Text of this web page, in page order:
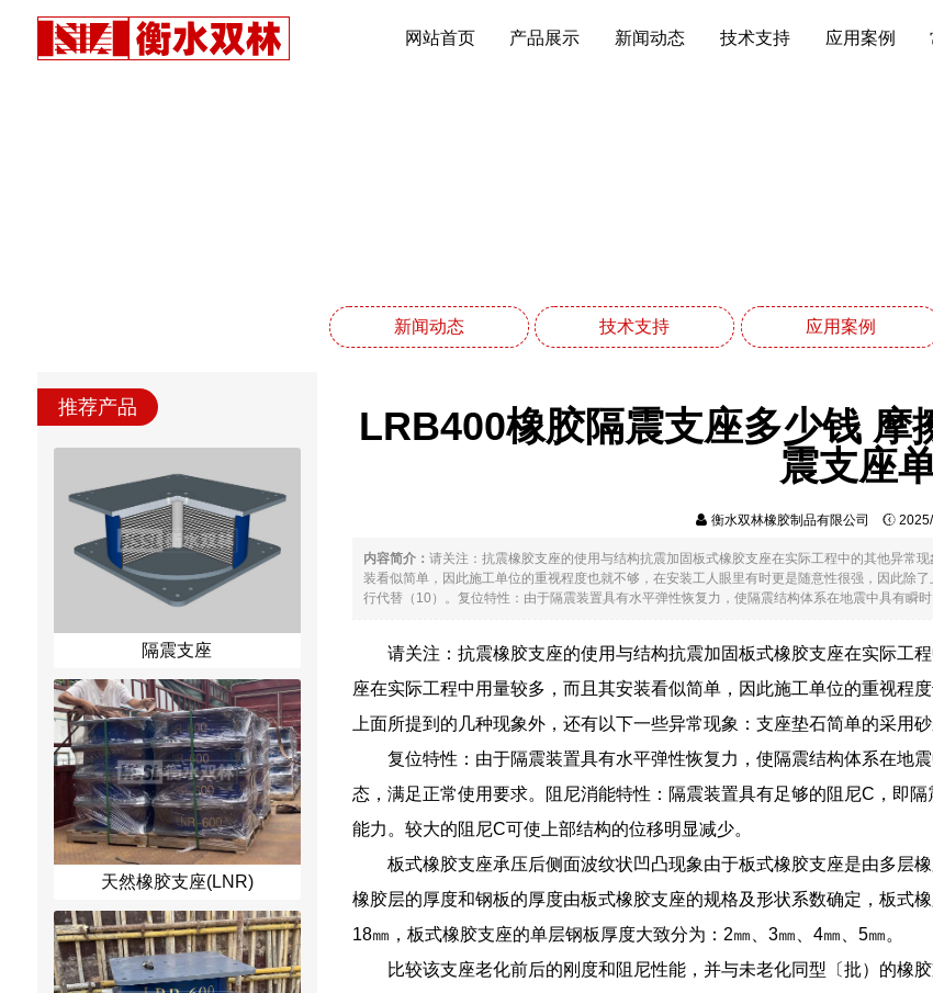
网站首页 产品展示 新闻动态 技术支持 应用案例
新闻动态 技术支持 应用案例
推荐产品
隔震支座
天然橡胶支座(LNR)
LRB400橡胶隔震支座多少钱 摩
震支座
衡水双林橡胶制品有限公司
内容简介： 请关注：抗震橡胶支座的使用与结构抗震加固板式橡胶支座在实际工程中的其他异常
装看似简单，因此施工单位的重视程度也就不够，在安装工人眼里有时更是随意性很强，因此除
行代替（10）。复位特性：由于隔震装置具有水平弹性恢复力，使隔震结构体系在地震中具有瞬时
请关注：抗震橡胶支座的使用与结构抗震加固板式橡胶支座在实际工
座在实际工程中用量较多，而且其安装看似简单，因此施工单位的重视程
上面所提到的几种现象外，还有以下一些异常现象：支座垫石简单的采用
复位特性：由于隔震装置具有水平弹性恢复力，使隔震结构体系在地
态，满足正常使用要求。阻尼消能特性：隔震装置具有足够的阻尼C，即
能力。较大的阻尼C可使上部结构的位移明显减少。
板式橡胶支座承压后侧面波纹状凹凸现象由于板式橡胶支座是由多层
橡胶层的厚度和钢板的厚度由板式橡胶支座的规格及形状系数确定，板式
18㎜，板式橡胶支座的单层钢板厚度大致分为：2㎜、3㎜、4㎜、5㎜。
比较该支座老化前后的刚度和阻尼性能，并与未老化同型〔批）的橡